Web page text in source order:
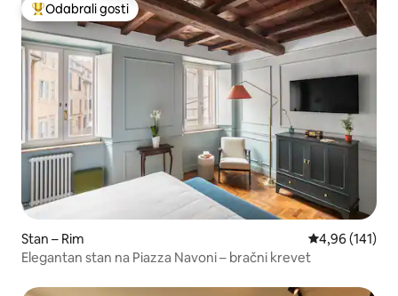
Među najviše rangiranima s oznakom „Odabrali gosti”
Odabrali gosti
Stan – Rim Prosječna
4,96 (141)
Elegantan stan na Piazza Navoni – bračni krevet